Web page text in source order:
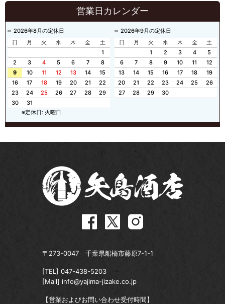
営業日カレンダー
2026年8月の定休日
日
月 火 水 木 金
土
1
2
3 4 5 6 7
8
9
10 11 12 13 14
15
16
17 18 19 20 21
22
23
24 25 26 27 28
29
30
31
2026年9月の定休日
日
月 火 水 木 金
土
1
2 3 4
5
6
7 8 9 10 11
12
13
14 15 16 17 18
19
20
21 22 23 24 25
26
27
28 29 30
※定休日: 火曜日
〒273-0047 千葉県船橋市藤原7-1-1
[TEL] 047-438-5203
[Mail] info@yajima-jizake.co.jp
【営業およびお問い合わせ受付時間】